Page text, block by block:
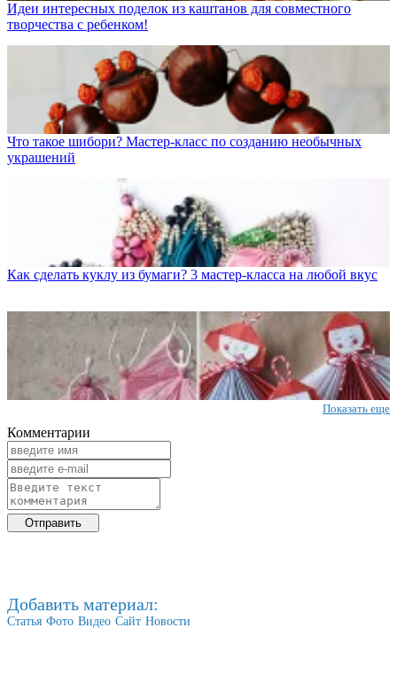
Идеи интересных поделок из каштанов для совместного
творчества с ребенком!
Что такое шибори? Мастер-класс по созданию необычных
украшений
Как сделать куклу из бумаги? 3 мастер-класса на любой вкус
Показать еще
Комментарии
Добавить материал:
Статья Фото Видео Сайт Новости